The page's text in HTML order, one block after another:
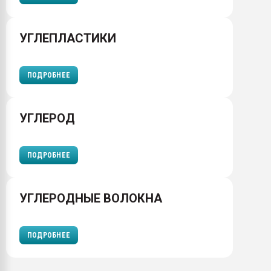
УГЛЕПЛАСТИКИ
ПОДРОБНЕЕ
УГЛЕРОД
ПОДРОБНЕЕ
УГЛЕРОДНЫЕ ВОЛОКНА
ПОДРОБНЕЕ